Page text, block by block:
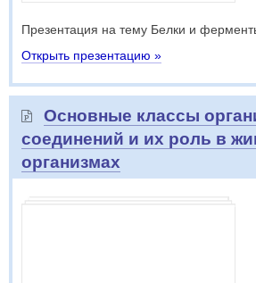
Презентация на тему Белки и
Открыть презентацию »
Основные классы
соединений и их роль в
организмах